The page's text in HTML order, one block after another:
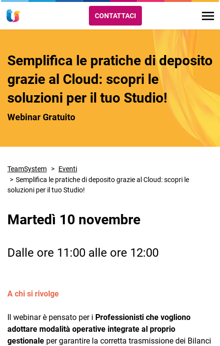
CRM
Ecommerce
Email Marketing
CONTATTACI
Semplifica le pratiche di deposito
grazie al Cloud: scopri le
soluzioni per il tuo Studio!
Webinar Gratuito
TeamSystem
Eventi
Semplifica le pratiche di deposito grazie al Cloud: scopri le
soluzioni per il tuo Studio!
Martedì 10 novembre
Dalle ore 11:00 alle ore 12:00
A chi si rivolge
Il webinar è pensato per i Professionisti che vogliono
adottare modalità operative integrate al proprio
gestionale per garantire la corretta trasmissione dei Bilanci